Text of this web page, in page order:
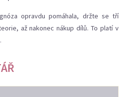
opravdu pomáhala, držte se tří
až nakonec nákup dílů. To platí v